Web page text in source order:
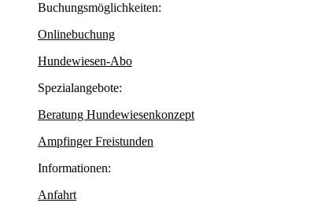
Buchungsmöglichkeiten:
Onlinebuchung
Hundewiesen-Abo
Spezialangebote:
Beratung Hundewiesenkonzept
Ampfinger Freistunden
Informationen:
Anfahrt